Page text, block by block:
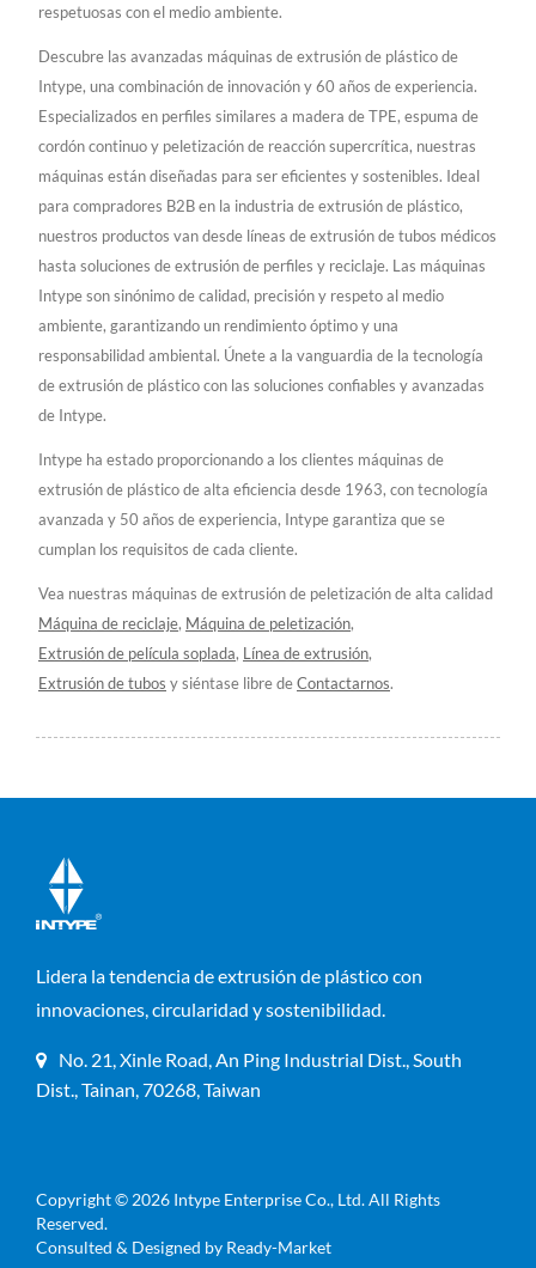
respetuosas con el medio ambiente.
Descubre las avanzadas máquinas de extrusión de plástico de
Intype, una combinación de innovación y 60 años de experiencia.
Especializados en perfiles similares a madera de TPE, espuma de
cordón continuo y peletización de reacción supercrítica, nuestras
máquinas están diseñadas para ser eficientes y sostenibles. Ideal
para compradores B2B en la industria de extrusión de plástico,
nuestros productos van desde líneas de extrusión de tubos médicos
hasta soluciones de extrusión de perfiles y reciclaje. Las máquinas
Intype son sinónimo de calidad, precisión y respeto al medio
ambiente, garantizando un rendimiento óptimo y una
responsabilidad ambiental. Únete a la vanguardia de la tecnología
de extrusión de plástico con las soluciones confiables y avanzadas
de Intype.
Intype ha estado proporcionando a los clientes máquinas de
extrusión de plástico de alta eficiencia desde 1963, con tecnología
avanzada y 50 años de experiencia, Intype garantiza que se
cumplan los requisitos de cada cliente.
Vea nuestras máquinas de extrusión de peletización de alta calidad
Máquina de reciclaje, Máquina de peletización,
Extrusión de película soplada, Línea de extrusión,
Extrusión de tubos y siéntase libre deContactarnos.
Lidera la tendencia de extrusión de plástico con
innovaciones, circularidad y sostenibilidad.
No. 21, Xinle Road, An Ping Industrial Dist., South
Dist., Tainan, 70268, Taiwan
Copyright © 2026 Intype Enterprise Co., Ltd.All Rights
Reserved.
Consulted & Designed by Ready-Market